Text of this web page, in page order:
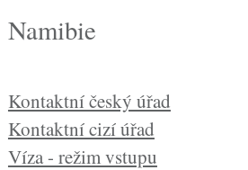
Namibie
Kontaktní český úřad
Kontaktní cizí úřad
Víza - režim vstupu